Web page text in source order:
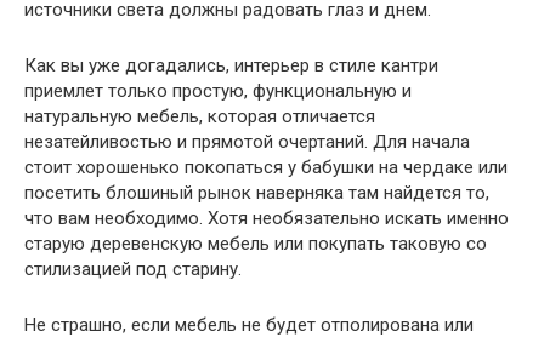
источники света должны радовать глаз и днем.
Как вы уже догадались, интерьер в стиле кантри
приемлет только простую, функциональную и
натуральную мебель, которая отличается
незатейливостью и прямотой очертаний. Для начала
стоит хорошенько покопаться у бабушки на чердаке или
посетить блошиный рынок наверняка там найдется то,
что вам необходимо. Хотя необязательно искать именно
старую деревенскую мебель или покупать таковую со
стилизацией под старину.
Не страшно, если мебель не будет отполирована или